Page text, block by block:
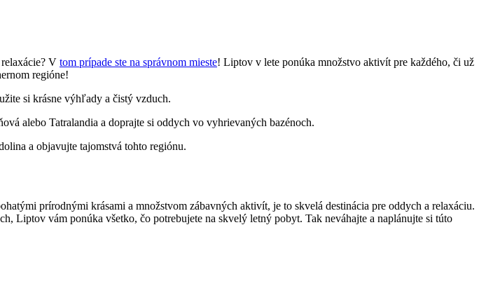
V tom prípade ste na správnom mieste! Liptov v lete ponúka množstvo aktivít pre každého, či už
regióne!
si krásne výhľady a čistý vzduch.
alebo Tatralandia a doprajte si oddych vo vyhrievaných bazénoch.
a objavujte tajomstvá tohto regiónu.
prírodnými krásami a množstvom zábavných aktivít, je to skvelá destinácia pre oddych a relaxáciu.
Liptov vám ponúka všetko, čo potrebujete na skvelý letný pobyt. Tak neváhajte a naplánujte si túto